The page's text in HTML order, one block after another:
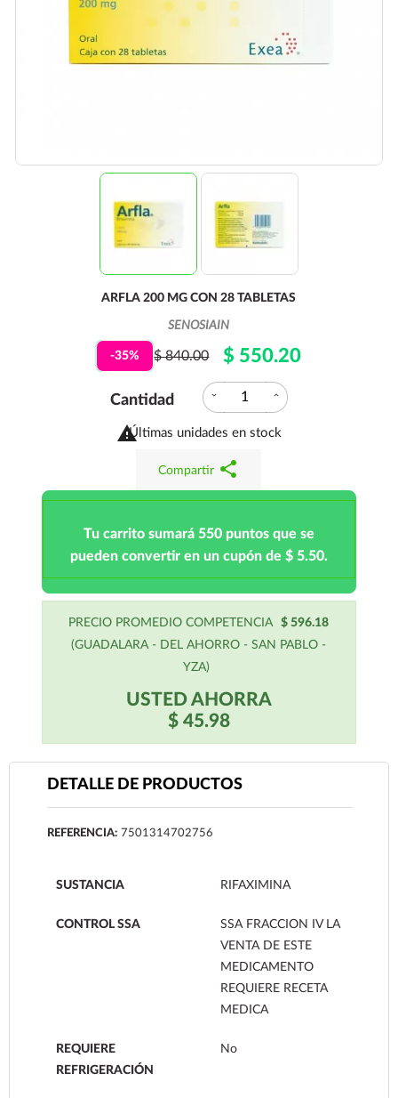
ARFLA 200 MG CON 28 TABLETAS
SENOSIAIN
-35% $ 840.00 $ 550.20
Cantidad expand_more expand_less

Últimas unidades en stock
Compartir share
Tu carrito sumará 550 puntos que se
pueden convertir en un cupón de $ 5.50.
PRECIO PROMEDIO COMPETENCIA
$ 596.18
(GUADALARA - DEL AHORRO - SAN PABLO -
YZA)
USTED AHORRA
$ 45.98
DETALLE DE PRODUCTOS
REFERENCIA: 7501314702756
SUSTANCIA RIFAXIMINA
CONTROL SSA
SSA FRACCION IV LA
VENTA DE ESTE
MEDICAMENTO
REQUIERE RECETA
MEDICA
REQUIERE
REFRIGERACIÓN
No